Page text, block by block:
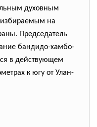
духовным
на
Председатель
бандидо-хамбо-
в действующем
к югу от Улан-